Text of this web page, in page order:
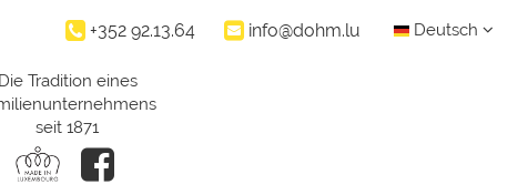
+352 92.13.64 info@dohm.lu Deutsch
Die Tradition eines
seit 1871